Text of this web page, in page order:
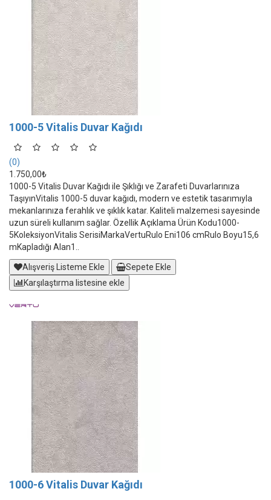
1000-5 Vitalis Duvar Kağıdı
(0)
1.750,00₺
1000-5 Vitalis Duvar Kağıdı ile Şıklığı ve Zarafeti Duvarlarınıza
TaşıyınVitalis 1000-5 duvar kağıdı, modern ve estetik tasarımıyla
mekanlarınıza ferahlık ve şıklık katar. Kaliteli malzemesi sayesinde
uzun süreli kullanım sağlar. Özellik Açıklama Ürün Kodu1000-
5KoleksiyonVitalis SerisiMarkaVertuRulo Eni106 cmRulo Boyu15,6
mKapladığı Alan1..
Alışveriş Listeme Ekle
Sepete Ekle
Karşılaştırma listesine ekle
1000-6 Vitalis Duvar Kağıdı